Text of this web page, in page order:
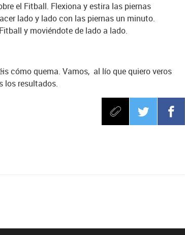
el Fitball. Flexiona y estira las piernas
lado y lado con las piernas un minuto.
y moviéndote de lado a lado.
cómo quema. Vamos, al lío que quiero veros
los resultados.